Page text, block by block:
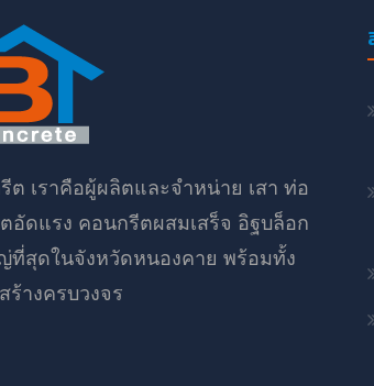
ต เราคือผู้ผลิตและจำหน่าย เสา ท่อ
อัดแรง คอนกรีตผสมเสร็จ อิฐบล็อก
ที่สุดในจังหวัดหนองคาย พร้อมทั้ง
ร้างครบวงจร